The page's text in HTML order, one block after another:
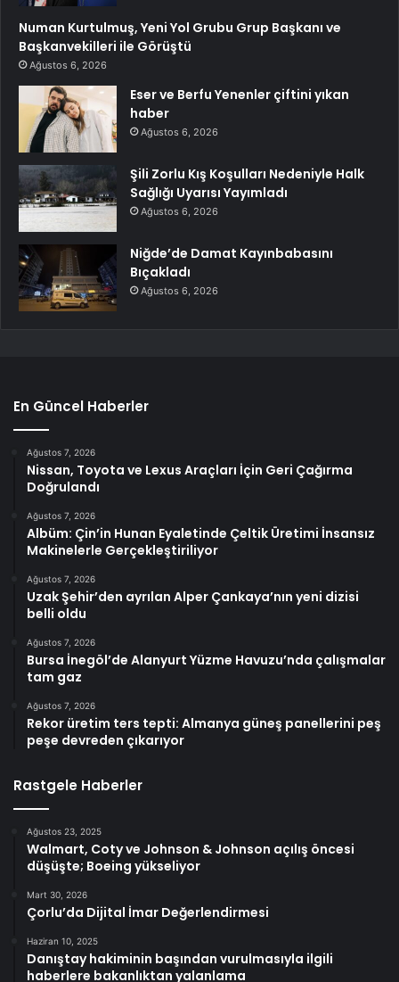
Numan Kurtulmuş, Yeni Yol Grubu Grup Başkanı ve
Başkanvekilleri ile Görüştü
Ağustos 6, 2026
Eser ve Berfu Yenenler çiftini yıkan
haber
Ağustos 6, 2026
Şili Zorlu Kış Koşulları Nedeniyle Halk
Sağlığı Uyarısı Yayımladı
Ağustos 6, 2026
Niğde’de Damat Kayınbabasını
Bıçakladı
Ağustos 6, 2026
En Güncel Haberler
Ağustos 7, 2026
Nissan, Toyota ve Lexus Araçları İçin Geri Çağırma
Doğrulandı
Ağustos 7, 2026
Albüm: Çin’in Hunan Eyaletinde Çeltik Üretimi İnsansız
Makinelerle Gerçekleştiriliyor
Ağustos 7, 2026
Uzak Şehir’den ayrılan Alper Çankaya’nın yeni dizisi
belli oldu
Ağustos 7, 2026
Bursa İnegöl’de Alanyurt Yüzme Havuzu’nda çalışmalar
tam gaz
Ağustos 7, 2026
Rekor üretim ters tepti: Almanya güneş panellerini peş
peşe devreden çıkarıyor
Rastgele Haberler
Ağustos 23, 2025
Walmart, Coty ve Johnson & Johnson açılış öncesi
düşüşte; Boeing yükseliyor
Mart 30, 2026
Çorlu’da Dijital İmar Değerlendirmesi
Haziran 10, 2025
Danıştay hakiminin başından vurulmasıyla ilgili
haberlere bakanlıktan yalanlama